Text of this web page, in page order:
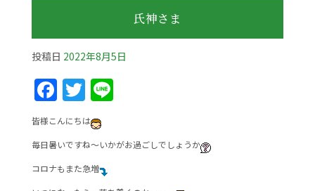
氏神さま
投稿日 2022年8月5日
F
a
c
e
b
T
w
itt
er
Li
e
皆様こんにちは
毎日暑いですね～いかがお過ごしでしょうか
コロナもまた急増